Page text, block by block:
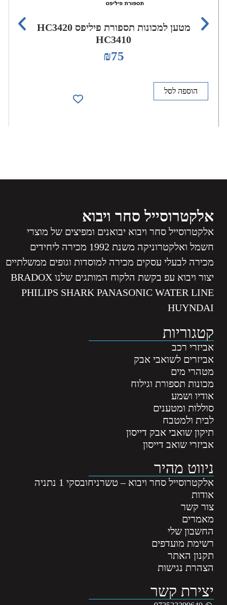
מטען למכונות תספורת פיליפס HC3420
HC3410
₪75
הוספה לסל
אלקטרוסייל סחר ויבוא
אלקטרוסייל סחר ויבוא יבואנים ומפיצים של מוצרי
חשמל ואלקטרוניקה משנת 1992 מכירה ליחידים
מכירה לבעלי עסקים מכירה למוסדות וגופים ממשלתיים
יצור ויבוא עפ בקשת הלקוח המותגים שלנו BRADOX
PHILIPS SHARK PANASONIC WATER LINE
HUYNDAI
קטגוריות
אביזרי רכב
אביזרים לשואבי אבק
מטהרי מים
מכונות תספורת וגילוח
אודיו ושמע
סוללות ומטענים
לבית ולמטבח
תיקון שואבי אבק דייסון
אביזרי שואב דייסון
ניווט מהיר
אלקטרוסייל סחר ויבוא – טשרניחובסקי 1 נתניה
אודות
צור קשר
מאמרים
החשבון שלי
רשימת מועדפים
תקנון האתר
הצהרת נגישות
יצירת קשר